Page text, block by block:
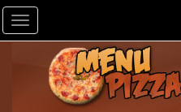
Toggle navigation